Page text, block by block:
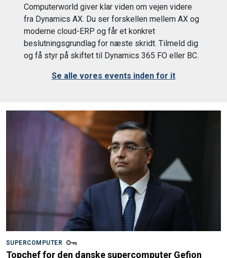
Computerworld giver klar viden om vejen videre
fra Dynamics AX. Du ser forskellen mellem AX og
moderne cloud-ERP og får et konkret
beslutningsgrundlag for næste skridt. Tilmeld dig
og få styr på skiftet til Dynamics 365 FO eller BC.
Se alle vores events inden for it
SUPERCOMPUTER
Topchef for den danske supercomputer Gefion